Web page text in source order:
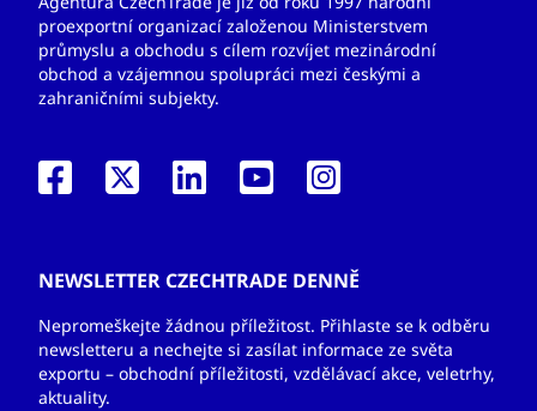
proexportní organizací založenou Ministerstvem
průmyslu a obchodu s cílem rozvíjet mezinárodní
obchod a vzájemnou spolupráci mezi českými a
zahraničními subjekty.
NEWSLETTER CZECHTRADE DENNĚ
Nepromeškejte žádnou příležitost. Přihlaste se k odběru
newsletteru a nechejte si zasílat informace ze světa
exportu – obchodní příležitosti, vzdělávací akce, veletrhy,
aktuality.